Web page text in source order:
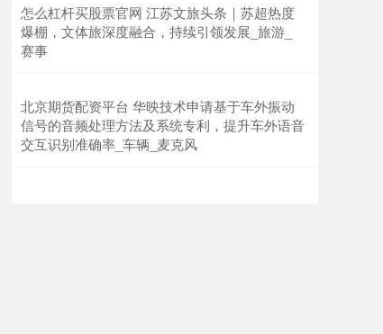
怎么杠杆买股票官网 江苏文旅头条｜苏超热度
爆棚，文体旅深度融合，持续引领发展_旅游_
赛事
北京期货配资平台 华映技术申请基于车外振动
信号的音频处理方法及系统专利，提升车外语音
交互识别准确率_车辆_麦克风